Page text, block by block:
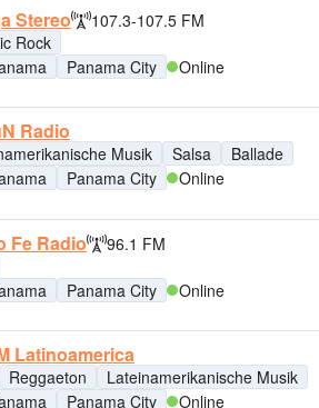
Stereo
107.3-107.5 FM
Rock
Panama City Online
Radio
Musik Salsa
Ballade
Panama City Online
Fe Radio
96.1 FM
Panama City Online
Latinoamerica
Reggaeton
Lateinamerikanische Musik
Panama City Online